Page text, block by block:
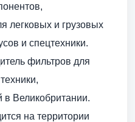
легковых и грузовых
и спецтехники.
фильтров для
в Великобритании.
на территории